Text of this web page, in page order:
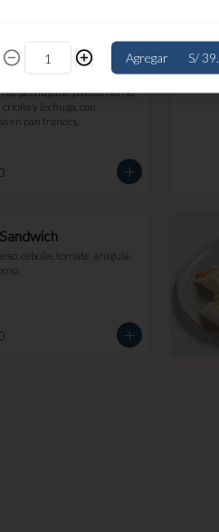
de pechuga de pavo al horno
criolla y lechuga, con
en pan francés.
cebolla, tomate, arúgula,
Agregar S/